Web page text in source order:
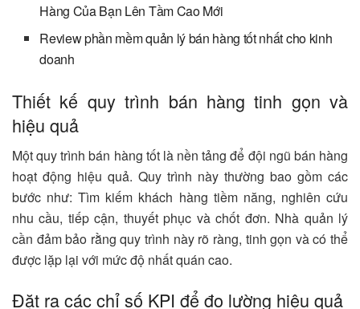
Hàng Của Bạn Lên Tầm Cao Mới
Review phần mềm quản lý bán hàng tốt nhất cho kinh
doanh
Thiết kế quy trình bán hàng tinh gọn và
hiệu quả
Một quy trình bán hàng tốt là nền tảng để đội ngũ bán hàng
hoạt động hiệu quả. Quy trình này thường bao gồm các
bước như: Tìm kiếm khách hàng tiềm năng, nghiên cứu
nhu cầu, tiếp cận, thuyết phục và chốt đơn. Nhà quản lý
cần đảm bảo rằng quy trình này rõ ràng, tinh gọn và có thể
được lặp lại với mức độ nhất quán cao.
Đặt ra các chỉ số KPI để đo lường hiệu quả